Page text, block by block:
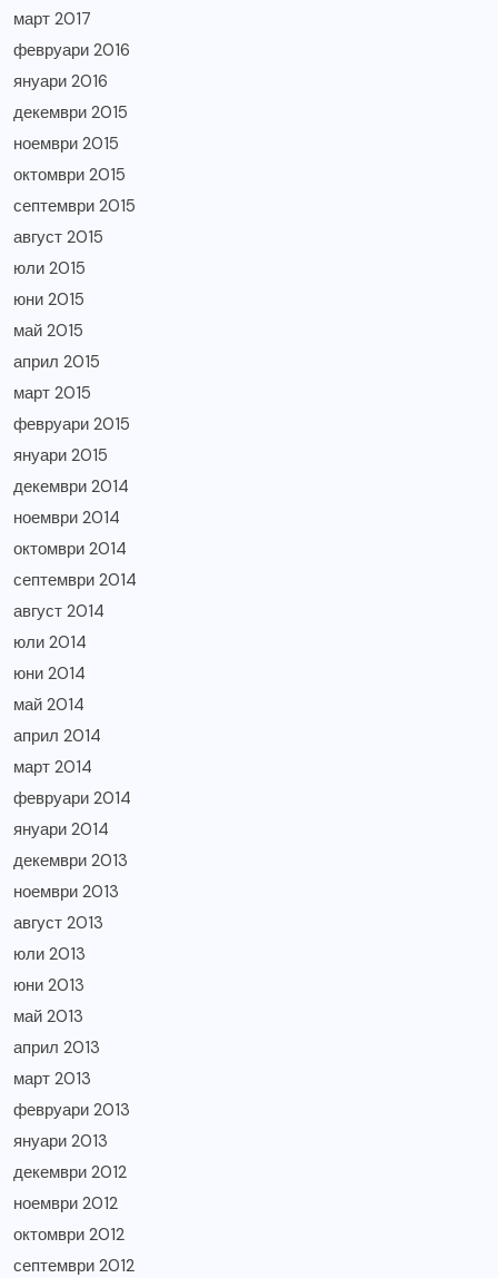
март 2017
февруари 2016
януари 2016
декември 2015
ноември 2015
октомври 2015
септември 2015
август 2015
юли 2015
юни 2015
май 2015
април 2015
март 2015
февруари 2015
януари 2015
декември 2014
ноември 2014
октомври 2014
септември 2014
август 2014
юли 2014
юни 2014
май 2014
април 2014
март 2014
февруари 2014
януари 2014
декември 2013
ноември 2013
август 2013
юли 2013
юни 2013
май 2013
април 2013
март 2013
февруари 2013
януари 2013
декември 2012
ноември 2012
октомври 2012
септември 2012